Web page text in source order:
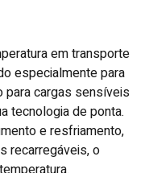
em transporte
especialmente para
para cargas sensíveis
tecnologia de ponta.
e resfriamento,
recarregáveis, o